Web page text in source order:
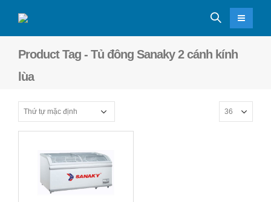
Product Tag - Tủ đông Sanaky 2 cánh kính
lùa